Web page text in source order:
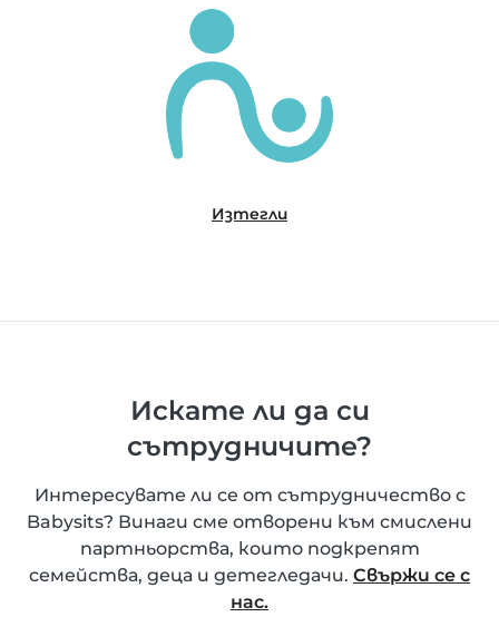
Изтегли
Искате ли да си
сътрудничите?
Интересувате ли се от сътрудничество с
Babysits? Винаги сме отворени към смислени
партньорства, които подкрепят
семейства, деца и детегледачи. Свържи се с
нас.